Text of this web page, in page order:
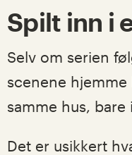
Spilt inn i
Selv om serien
scenene
samme hus, bare
Det er usikkert